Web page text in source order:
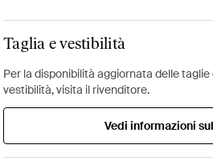
Taglia e vestibilità
Per la disponibilità aggiornata delle
vestibilità, visita il rivenditore.
Vedi informazioni